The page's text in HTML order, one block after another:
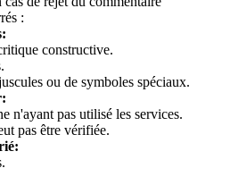
:
constructive.
ou de symboles spéciaux.
n'ayant pas utilisé les services.
pas être vérifiée.